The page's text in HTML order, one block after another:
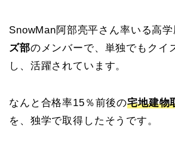
SnowMan阿部亮平さん率いる高学
ズ部のメンバーで、単独でもクイ
し、活躍されています。
なんと合格率15％前後の宅地建物
を、独学で取得したそうです。